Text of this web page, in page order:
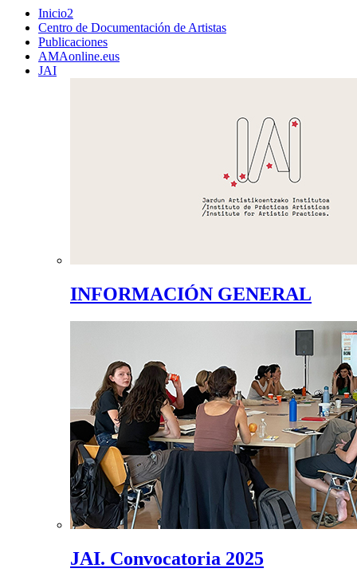
Inicio2
Centro de Documentación de Artistas
Publicaciones
AMAonline.eus
JAI
INFORMACIÓN GENERAL
JAI. Convocatoria 2025